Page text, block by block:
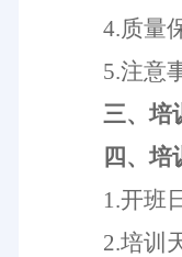
4.质量
5.注意
三、培
四、培
1.开班
2.培训